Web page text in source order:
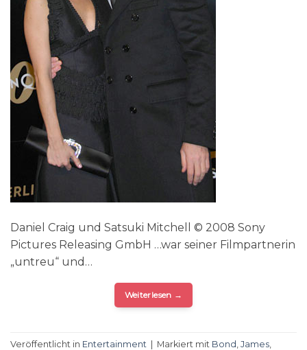
Daniel Craig und Satsuki Mitchell © 2008 Sony
Pictures Releasing GmbH …war seiner Filmpartnerin
„untreu“ und…
Weiterlesen →
Veröffentlicht in Entertainment | Markiert mit Bond James